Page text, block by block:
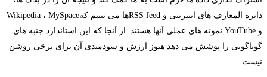
دایره المعارف های اینترنتی و RSS feedها می بینیم کهWikipedia ، MySpace
و YouTube نمونه های عملی آنها هستند. از آنجا که این استاندارد جنبه های
گوناگونی را پوشش می دهد هنوز ارزش و سودمندی آن برای برخی روشن
نیست.